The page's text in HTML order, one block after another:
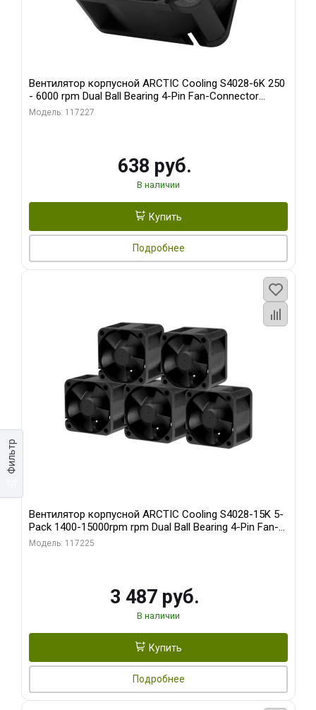
Фильтр
Вентилятор корпусной ARCTIC Cooling S4028-6K 250
- 6000 rpm Dual Ball Bearing 4-Pin Fan-Connector
(ACFAN00185A)
Модель: 117227
638 руб.
В наличии
Купить
Подробнее
Вентилятор корпусной ARCTIC Cooling S4028-15K 5-
Pack 1400-15000rpm rpm Dual Ball Bearing 4-Pin Fan-
Connector (ACFAN00274A)
Модель: 117225
3 487 руб.
В наличии
Купить
Подробнее